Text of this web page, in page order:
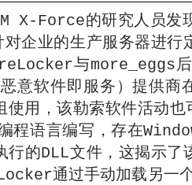
X-Force的研究人员发
企业的生产服务器进行
与more_eggs
恶意软件即服务）提供
使用，该勒索软件活动
程语言编写，存在
行的DLL文件，这揭示了
通过手动加载另